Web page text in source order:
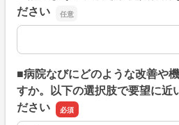
ださい
上記のように回答された具体的
■病院なびにどのような改善や
すか。以下の選択肢で要望に近
ださい